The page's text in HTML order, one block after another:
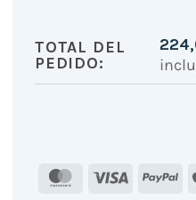
TOTAL DEL
PEDIDO:
MasterCard
Visa